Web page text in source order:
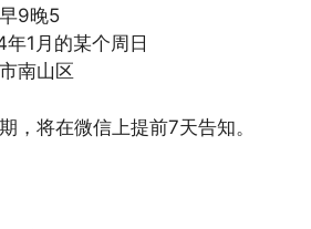
9晚5
1月的某个周日
南山区
，将在微信上提前7天告知。